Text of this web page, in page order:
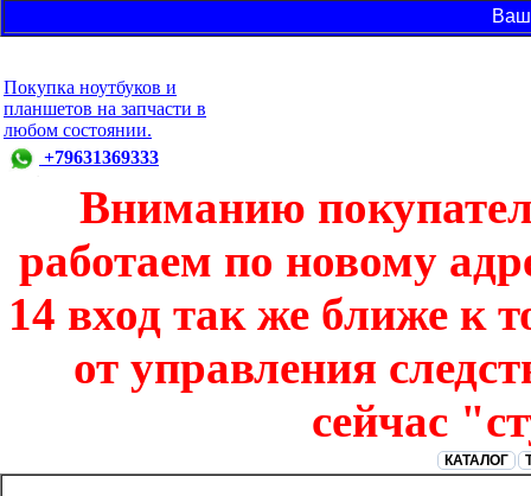
Покупка ноутбуков и
планшетов на запчасти в
любом состоянии.
+79631369333
Вниманию
работаем по новому
14 вход так же ближе к
от управления
сейчас
КАТАЛОГ